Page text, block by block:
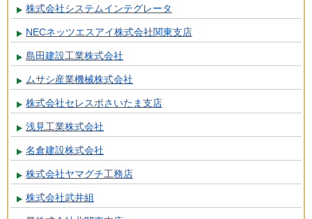
株式会社システムインテグレータ
NECネッツエスアイ株式会社関東支店
島田建設工業株式会社
ムサシ産業機械株式会社
株式会社セレスポさいたま支店
浅見工業株式会社
名倉建設株式会社
株式会社ヤマグチ工務店
株式会社武井組